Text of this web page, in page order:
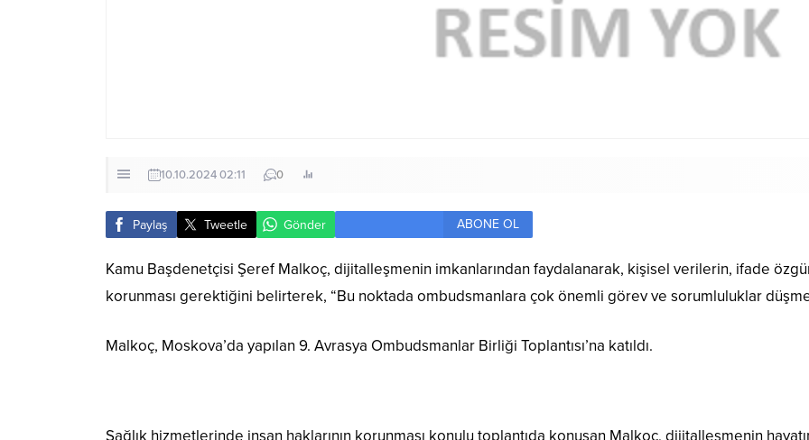
10.10.2024 02:11 0
Paylaş Tweetle Gönder ABONE OL
Kamu Başdenetçisi Şeref Malkoç, dijitalleşmenin imkanlarından faydalanarak, kişisel verilerin, ifade
korunması gerektiğini belirterek, “Bu noktada ombudsmanlara çok önemli görev ve sorumluluklar
Malkoç, Moskova’da yapılan 9. Avrasya Ombudsmanlar Birliği Toplantısı’na katıldı.
Sağlık hizmetlerinde insan haklarının korunması konulu toplantıda konuşan Malkoç, dijitalleşmenin